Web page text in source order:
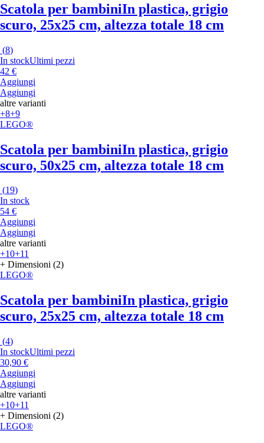
Scatola per bambiniIn plastica, grigio
scuro, 25x25 cm, altezza totale 18 cm
(8)
In stockUltimi pezzi
42 €
Aggiungi
Aggiungi
altre varianti
+8+9
LEGO®
Scatola per bambiniIn plastica, grigio
scuro, 50x25 cm, altezza totale 18 cm
(19)
In stock
54 €
Aggiungi
Aggiungi
altre varianti
+10+11
+ Dimensioni (2)
LEGO®
Scatola per bambiniIn plastica, grigio
scuro, 25x25 cm, altezza totale 18 cm
(4)
In stockUltimi pezzi
30,90 €
Aggiungi
Aggiungi
altre varianti
+10+11
+ Dimensioni (2)
LEGO®